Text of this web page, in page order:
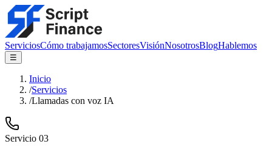
ServiciosCómo trabajamosSectoresVisiónNosotrosBlogHablemos
☰
Inicio
/Servicios
/Llamadas con voz IA
Servicio 03